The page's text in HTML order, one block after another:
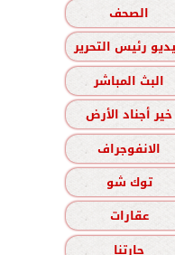
الصحف
رئيس التحرير
البث المباشر
خير أجناد الأرض
الانفوجراف
توك شو
عقارات
حارتنا